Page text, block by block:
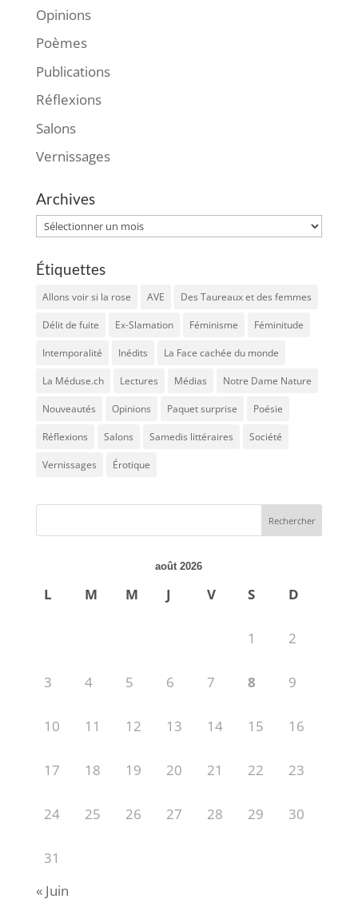
Opinions
Poèmes
Publications
Réflexions
Salons
Vernissages
Archives
Archives
Étiquettes
Allons voir si la rose AVE Des Taureaux et des femmes
Délit de fuite Ex-Slamation Féminisme Féminitude
Intemporalité Inédits La Face cachée du monde
La Méduse.ch Lectures Médias Notre Dame Nature
Nouveautés Opinions Paquet surprise Poésie
Réflexions Salons Samedis littéraires Société
Vernissages Érotique
août 2026
L M M J V S D
1 2
3 4 5 6 7 8 9
10 11 12 13 14 15 16
17 18 19 20 21 22 23
24 25 26 27 28 29 30
31
« Juin